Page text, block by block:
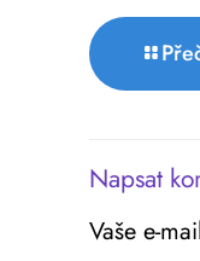
Napsat
Vaše e-